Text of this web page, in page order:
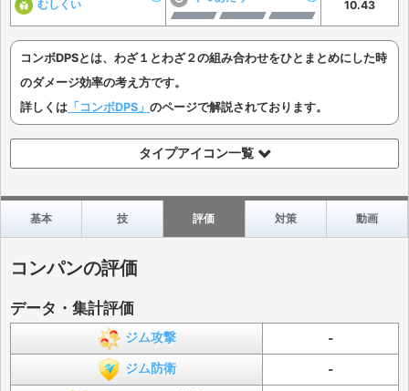
むしくい 10.43
コンボDPSとは、わざ１とわざ２の組み合わせをひとまとめにした時
のダメージ効率の考え方です。
詳しくは 「コンボDPS」 のページで解説されております。
タイプアイコン一覧
基本 技 評価 対策 動画
コンパンの評価
データ・集計評価
ジム攻撃 -
ジム防衛 -